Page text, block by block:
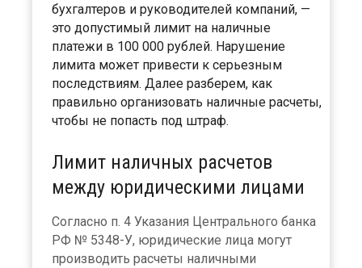
бухгалтеров и руководителей компаний, —
это допустимый лимит на наличные
платежи в 100 000 рублей. Нарушение
лимита может привести к серьезным
последствиям. Далее разберем, как
правильно организовать наличные расчеты,
чтобы не попасть под штраф.
Лимит наличных расчетов
между юридическими лицами
Согласно п. 4 Указания Центрального банка
РФ № 5348-У, юридические лица могут
производить расчеты наличными